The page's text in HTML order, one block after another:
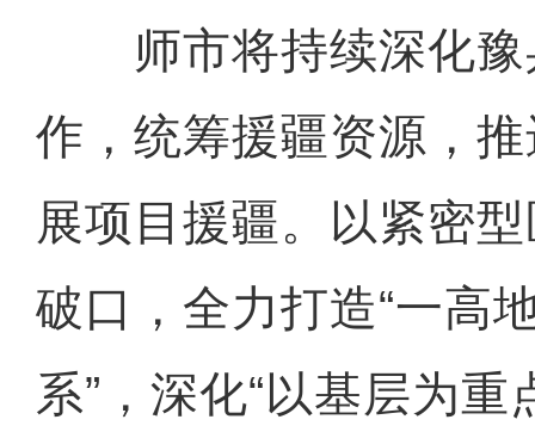
师市将持续深化豫
作，统筹援疆资源，
展项目援疆。以紧密
破口，全力打造“一高
系”，深化“以基层为重